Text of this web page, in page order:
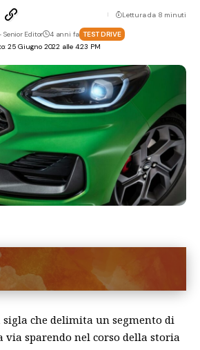
25 Giugno 2022 alle 4:23 PM
Senior Editor 4 anni fa TEST DRIVE
Lettura da 8 minuti
sigla che delimita un segmento di
via sparendo nel corso della storia